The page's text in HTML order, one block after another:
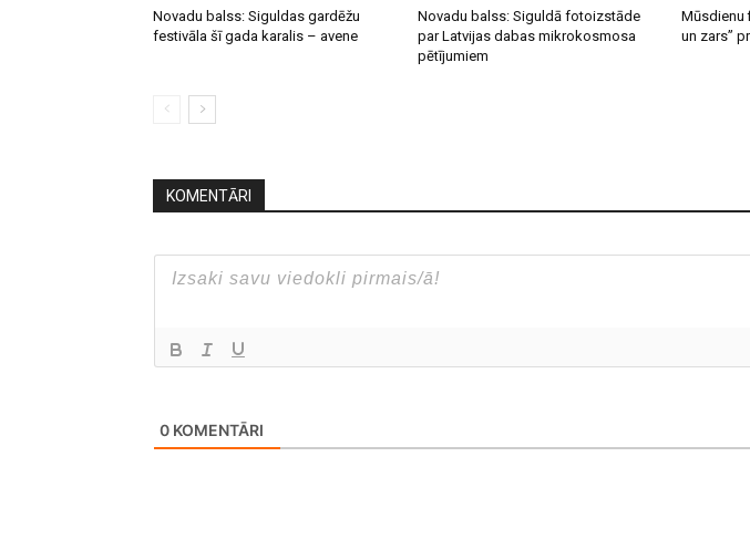
Novadu balss: Siguldas gardēžu
festivāla šī gada karalis – avene
Novadu balss: Siguldā fotoizstāde
par Latvijas dabas mikrokosmosa
pētījumiem
Mūsdienu
un zars”
KOMENTĀRI
0 KOMENTĀRI